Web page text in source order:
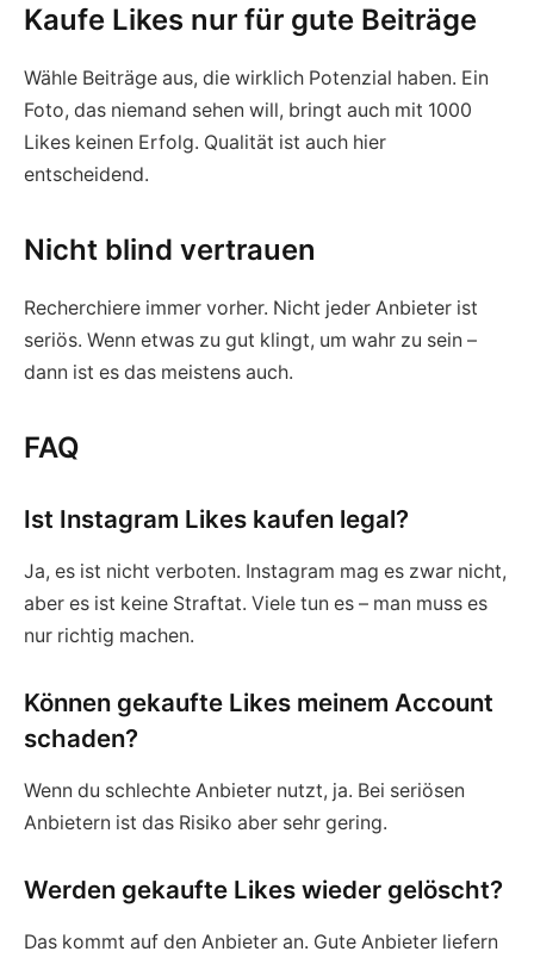
Kaufe Likes nur für gute Beiträge
Wähle Beiträge aus, die wirklich Potenzial haben. Ein
Foto, das niemand sehen will, bringt auch mit 1000
Likes keinen Erfolg. Qualität ist auch hier
entscheidend.
Nicht blind vertrauen
Recherchiere immer vorher. Nicht jeder Anbieter ist
seriös. Wenn etwas zu gut klingt, um wahr zu sein –
dann ist es das meistens auch.
FAQ
Ist Instagram Likes kaufen legal?
Ja, es ist nicht verboten. Instagram mag es zwar nicht,
aber es ist keine Straftat. Viele tun es – man muss es
nur richtig machen.
Können gekaufte Likes meinem Account
schaden?
Wenn du schlechte Anbieter nutzt, ja. Bei seriösen
Anbietern ist das Risiko aber sehr gering.
Werden gekaufte Likes wieder gelöscht?
Das kommt auf den Anbieter an. Gute Anbieter liefern